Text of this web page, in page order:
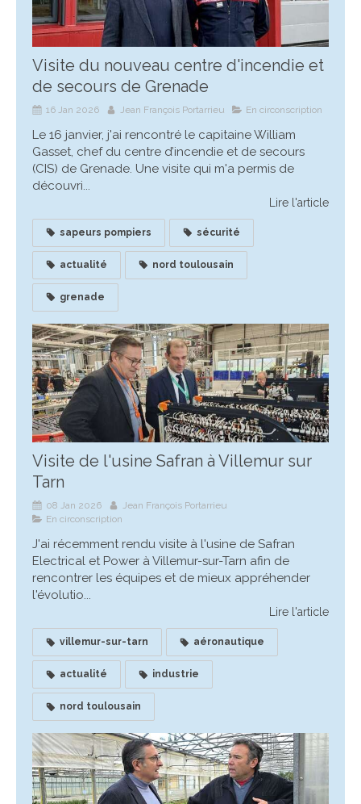
Visite du nouveau centre d'incendie et
de secours de Grenade
16 Jan 2026 Jean François Portarrieu En circonscription
Le 16 janvier, j'ai rencontré le capitaine William
Gasset, chef du centre d’incendie et de secours
(CIS) de Grenade. Une visite qui m'a permis de
découvri...
Lire l'article
sapeurs pompiers sécurité
actualité nord toulousain
grenade
Visite de l'usine Safran à Villemur sur
Tarn
08 Jan 2026
Jean François Portarrieu
En circonscription
J'ai récemment rendu visite à l'usine de Safran
Electrical et Power à Villemur-sur-Tarn afin de
rencontrer les équipes et de mieux appréhender
l'évolutio...
Lire l'article
villemur-sur-tarn aéronautique
actualité industrie
nord toulousain